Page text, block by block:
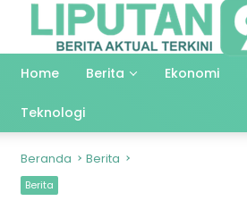
Home Berita Ekonomi
Teknologi
Beranda Berita
Berita